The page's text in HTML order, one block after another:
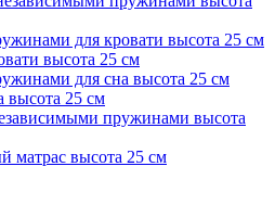
для кровати высота 25 см
высота 25 см
для сна высота 25 см
высота 25 см
пружинами высота
матрас высота 25 см